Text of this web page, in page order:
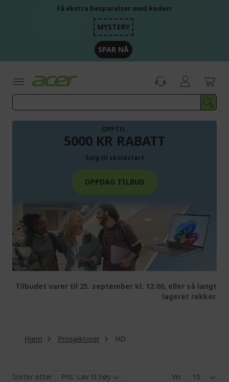
Få ekstra besparelser med koden:
MYSTERY
SPAR NÅ
OPPTIL
5000 KR RABATT
Salg til skolestart
OPPDAG TILBUD
Tilbudet varer til 25. september kl. 12.00, eller så langt
lageret rekker.
Hjem Prosjektorer HD
Sorter etter Vis